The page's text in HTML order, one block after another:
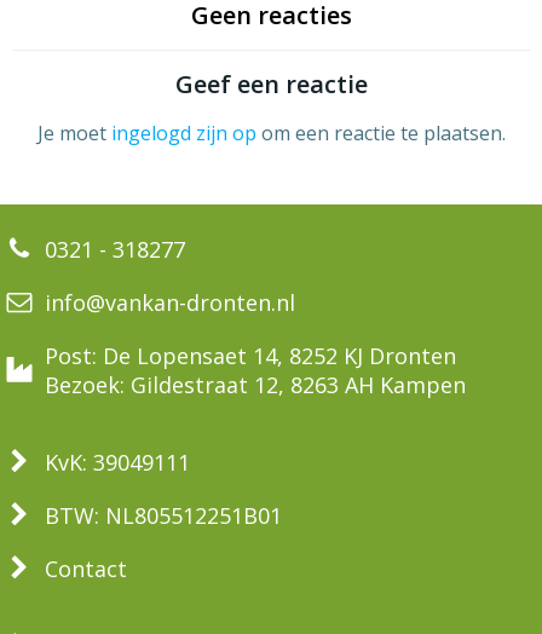
Geen reacties
Geef een reactie
Je moet ingelogd zijn op om een reactie te plaatsen.
0321 - 318277
info@vankan-dronten.nl
Post: De Lopensaet 14, 8252 KJ Dronten
Bezoek: Gildestraat 12, 8263 AH Kampen
KvK: 39049111
BTW: NL805512251B01
Contact